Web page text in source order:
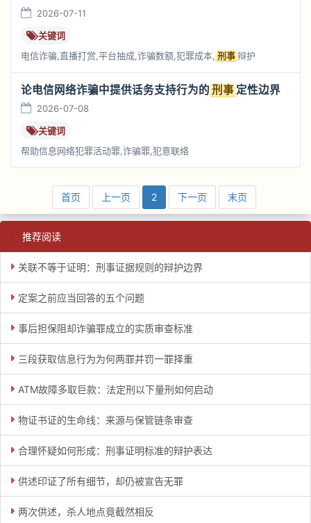
2026-07-11
关键词
电信诈骗,直播打赏,平台抽成,诈骗数额,犯罪成本, 刑事辩护
论电信网络诈骗中提供话务支持行为的 刑事 定性边界
2026-07-08
关键词
帮助信息网络犯罪活动罪,诈骗罪,犯意联络
首页 上一页 2 下一页 末页
推荐阅读
关联不等于证明：刑事证据规则的辩护边界
定案之前应当回答的五个问题
事后担保阻却诈骗罪成立的实质审查标准
三段获取信息行为为何两罪并罚一罪择重
ATM故障多取巨款：法定刑以下量刑如何启动
物证书证的生命线：来源与保管链条审查
合理怀疑如何形成：刑事证明标准的辩护表达
供述印证了所有细节，却仍被宣告无罪
两次供述，杀人地点竟截然相反